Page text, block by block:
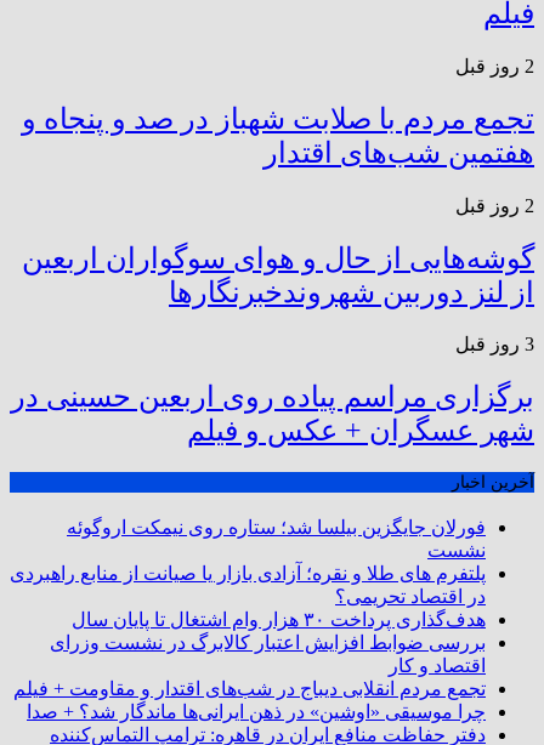
فیلم
2 روز قبل
تجمع مردم با صلابت شهباز در صد و پنجاه و
هفتمین شب‌های اقتدار
2 روز قبل
گوشه‌هایی از حال و هوای سوگواران اربعین
از لنز دوربین شهروندخبرنگار‌ها
3 روز قبل
برگزاری مراسم پیاده روی اربعین حسینی در
شهر عسگران + عکس و فیلم
آخرین اخبار
فورلان جایگزین بیلسا شد؛ ستاره روی نیمکت اروگوئه
نشست
پلتفرم ‌های طلا و نقره؛ آزادی بازار یا صیانت از منابع راهبردی
در اقتصاد تحریمی؟
هدف‌گذاری پرداخت ۳۰ هزار وام اشتغال تا پایان سال
بررسی ضوابط افزایش اعتبار کالابرگ در نشست وزرای
اقتصاد و کار
تجمع مردم انقلابی دیباج در شب‌های اقتدار و مقاومت + فیلم
چرا موسیقی «اوشین» در ذهن ایرانی‌ها ماندگار شد؟ + صدا
دفتر حفاظت منافع ایران در قاهره: ترامپ التماس‌کننده